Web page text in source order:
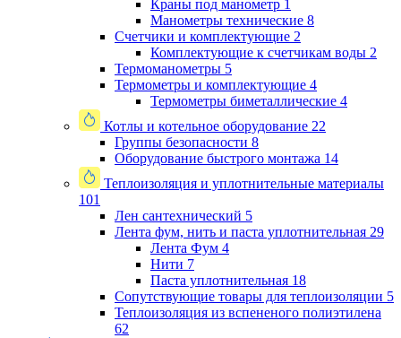
Краны под манометр 1
Манометры технические 8
Счетчики и комплектующие 2
Комплектующие к счетчикам воды 2
Термоманометры 5
Термометры и комплектующие 4
Термометры биметаллические 4
Котлы и котельное оборудование 22
Группы безопасности 8
Оборудование быстрого монтажа 14
Теплоизоляция и уплотнительные материалы
101
Лен сантехнический 5
Лента фум, нить и паста уплотнительная 29
Лента Фум 4
Нити 7
Паста уплотнительная 18
Сопутствующие товары для теплоизоляции 5
Теплоизоляция из вспененого полиэтилена
62